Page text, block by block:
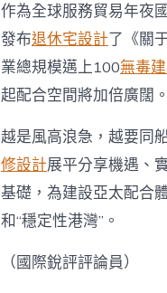
作為全球服務貿易年夜
發布退休宅設計了《關
業總規模邁上100無毒
起配合空間將加倍廣闊。
越是風高浪急，越要同
修設計展平分享機遇、
基礎，為建設亞太配合
和“穩定性港灣”。
（國際銳評評論員）